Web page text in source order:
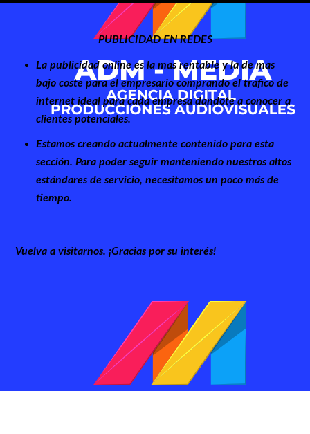
PUBLICIDAD EN REDES
La publicidad online es la mas rentable y la de mas
bajo coste para el empresario comprando el trafico de
internet ideal para cada empresa dandote a conocer a
clientes potenciales.
Estamos creando actualmente contenido para esta
sección. Para poder seguir manteniendo nuestros altos
estándares de servicio, necesitamos un poco más de
tiempo.
Vuelva a visitarnos. ¡Gracias por su interés!